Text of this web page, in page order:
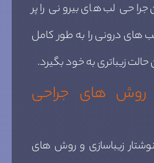
جراحی لب های بیرونی را پر
های درونی را به طور کامل
زیباتری به خود بگیرد.
روش های جراحی
زیباسازی و روش های